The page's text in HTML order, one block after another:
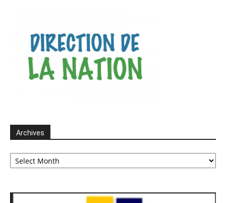
Archives
Archives